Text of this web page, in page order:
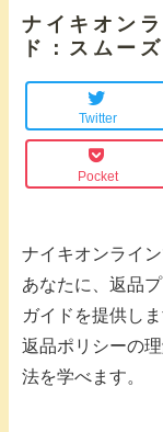
ナイキオン
ド：スムー
Twitter
Pocket
ナイキオンライ
あなたに、返品
ガイドを提供し
返品ポリシーの
法を学べます。